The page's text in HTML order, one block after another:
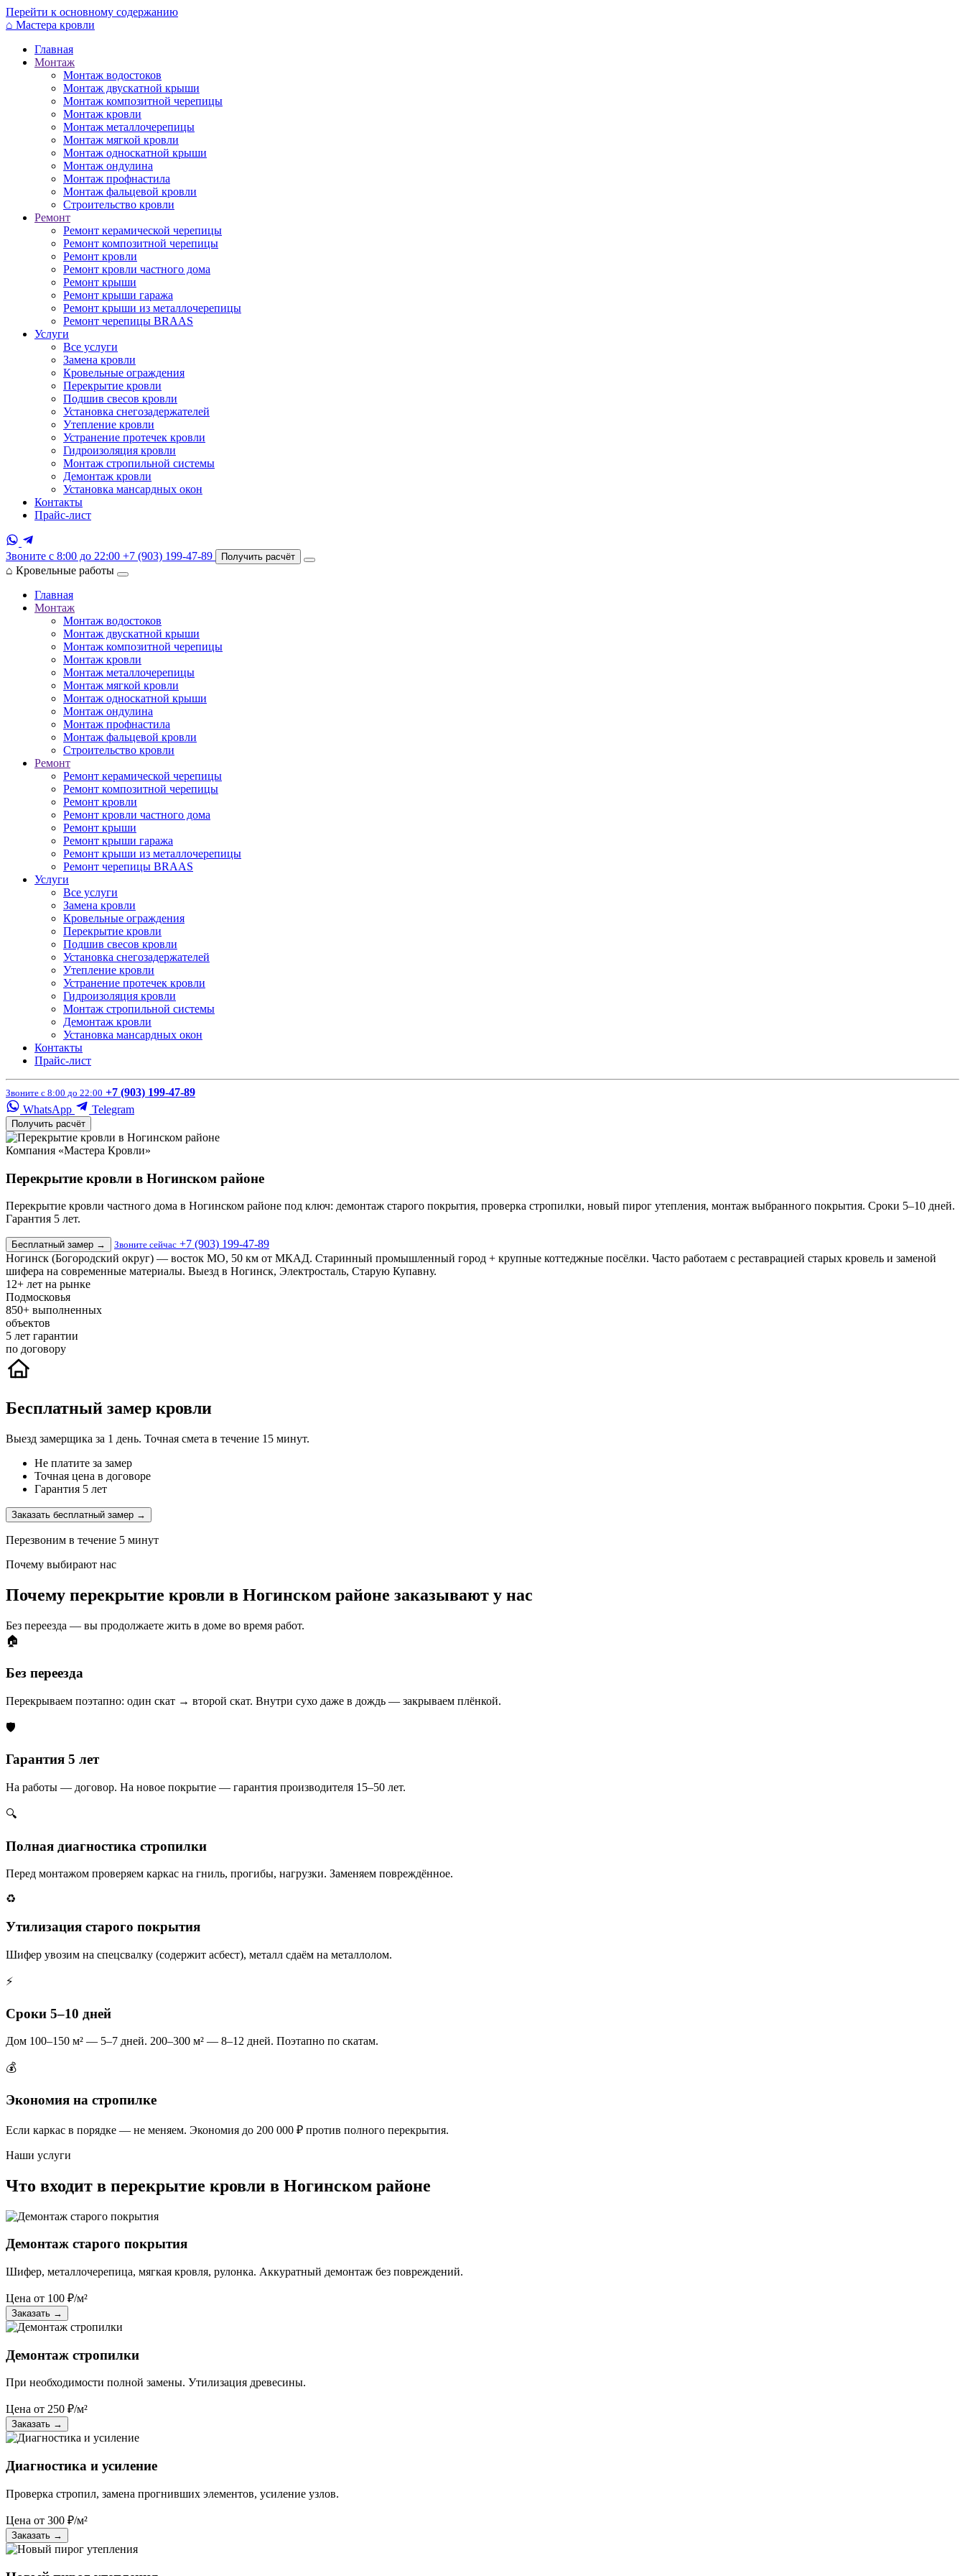
Перейти к основному содержанию
⌂ Мастера кровли
Главная
Монтаж
Монтаж водостоков
Монтаж двускатной крыши
Монтаж композитной черепицы
Монтаж кровли
Монтаж металлочерепицы
Монтаж мягкой кровли
Монтаж односкатной крыши
Монтаж ондулина
Монтаж профнастила
Монтаж фальцевой кровли
Строительство кровли
Ремонт
Ремонт керамической черепицы
Ремонт композитной черепицы
Ремонт кровли
Ремонт кровли частного дома
Ремонт крыши
Ремонт крыши гаража
Ремонт крыши из металлочерепицы
Ремонт черепицы BRAAS
Услуги
Все услуги
Замена кровли
Кровельные ограждения
Перекрытие кровли
Подшив свесов кровли
Установка снегозадержателей
Утепление кровли
Устранение протечек кровли
Гидроизоляция кровли
Монтаж стропильной системы
Демонтаж кровли
Установка мансардных окон
Контакты
Прайс-лист
Звоните с 8:00 до 22:00 +7 (903) 199-47-89 Получить расчёт
⌂ Кровельные работы
Главная
Монтаж
Монтаж водостоков
Монтаж двускатной крыши
Монтаж композитной черепицы
Монтаж кровли
Монтаж металлочерепицы
Монтаж мягкой кровли
Монтаж односкатной крыши
Монтаж ондулина
Монтаж профнастила
Монтаж фальцевой кровли
Строительство кровли
Ремонт
Ремонт керамической черепицы
Ремонт композитной черепицы
Ремонт кровли
Ремонт кровли частного дома
Ремонт крыши
Ремонт крыши гаража
Ремонт крыши из металлочерепицы
Ремонт черепицы BRAAS
Услуги
Все услуги
Замена кровли
Кровельные ограждения
Перекрытие кровли
Подшив свесов кровли
Установка снегозадержателей
Утепление кровли
Устранение протечек кровли
Гидроизоляция кровли
Монтаж стропильной системы
Демонтаж кровли
Установка мансардных окон
Контакты
Прайс-лист
Звоните с 8:00 до 22:00 +7 (903) 199-47-89
WhatsApp
Telegram
Получить расчёт
Компания «Мастера Кровли»
Перекрытие кровли в Ногинском районе
Перекрытие кровли частного дома в Ногинском районе под ключ: демонтаж старого покрытия, проверка стропилки, новый пирог утепления, монтаж выбранного покрытия. Сроки 5–10 дней.
Гарантия 5 лет.
Бесплатный замер → Звоните сейчас +7 (903) 199-47-89
Ногинск (Богородский округ) — восток МО, 50 км от МКАД. Старинный промышленный город + крупные коттеджные посёлки. Часто работаем с реставрацией старых кровель и заменой
шифера на современные материалы. Выезд в Ногинск, Электросталь, Старую Купавну.
12+ лет на рынке
Подмосковья
850+ выполненных
объектов
5 лет гарантии
по договору
Бесплатный замер кровли
Выезд замерщика за 1 день. Точная смета в течение 15 минут.
Не платите за замер
Точная цена в договоре
Гарантия 5 лет
Заказать бесплатный замер →
Перезвоним в течение 5 минут
Почему выбирают нас
Почему перекрытие кровли в Ногинском районе заказывают у нас
Без переезда — вы продолжаете жить в доме во время работ.
🏠
Без переезда
Перекрываем поэтапно: один скат → второй скат. Внутри сухо даже в дождь — закрываем плёнкой.
🛡️
Гарантия 5 лет
На работы — договор. На новое покрытие — гарантия производителя 15–50 лет.
🔍
Полная диагностика стропилки
Перед монтажом проверяем каркас на гниль, прогибы, нагрузки. Заменяем повреждённое.
♻️
Утилизация старого покрытия
Шифер увозим на спецсвалку (содержит асбест), металл сдаём на металлолом.
⚡
Сроки 5–10 дней
Дом 100–150 м² — 5–7 дней. 200–300 м² — 8–12 дней. Поэтапно по скатам.
💰
Экономия на стропилке
Если каркас в порядке — не меняем. Экономия до 200 000 ₽ против полного перекрытия.
Наши услуги
Что входит в перекрытие кровли в Ногинском районе
Демонтаж старого покрытия
Шифер, металлочерепица, мягкая кровля, рулонка. Аккуратный демонтаж без повреждений.
Цена от 100 ₽/м²
Заказать →
Демонтаж стропилки
При необходимости полной замены. Утилизация древесины.
Цена от 250 ₽/м²
Заказать →
Диагностика и усиление
Проверка стропил, замена прогнивших элементов, усиление узлов.
Цена от 300 ₽/м²
Заказать →